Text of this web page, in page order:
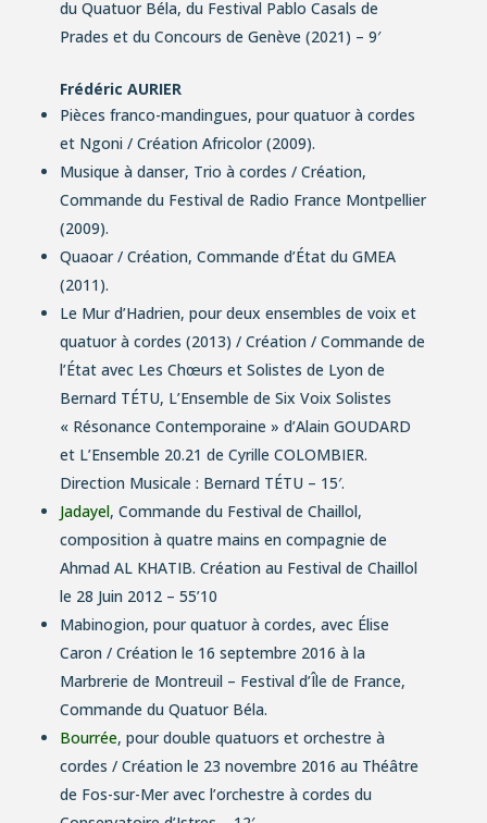
du Quatuor Béla, du Festival Pablo Casals de
Prades et du Concours de Genève (2021) – 9′
Frédéric AURIER
Pièces franco-mandingues, pour quatuor à cordes
et Ngoni / Création Africolor (2009).
Musique à danser, Trio à cordes / Création,
Commande du Festival de Radio France Montpellier
(2009).
Quaoar / Création, Commande d’État du GMEA
(2011).
Le Mur d’Hadrien, pour deux ensembles de voix et
quatuor à cordes (2013) / Création / Commande de
l’État avec Les Chœurs et Solistes de Lyon de
Bernard TÉTU, L’Ensemble de Six Voix Solistes
« Résonance Contemporaine » d’Alain GOUDARD
et L’Ensemble 20.21 de Cyrille COLOMBIER.
Direction Musicale : Bernard TÉTU – 15′.
Jadayel, Commande du Festival de Chaillol,
composition à quatre mains en compagnie de
Ahmad AL KHATIB. Création au Festival de Chaillol
le 28 Juin 2012 – 55’10
Mabinogion, pour quatuor à cordes, avec Élise
Caron / Création le 16 septembre 2016 à la
Marbrerie de Montreuil – Festival d’Île de France,
Commande du Quatuor Béla.
Bourrée, pour double quatuors et orchestre à
cordes / Création le 23 novembre 2016 au Théâtre
de Fos-sur-Mer avec l’orchestre à cordes du